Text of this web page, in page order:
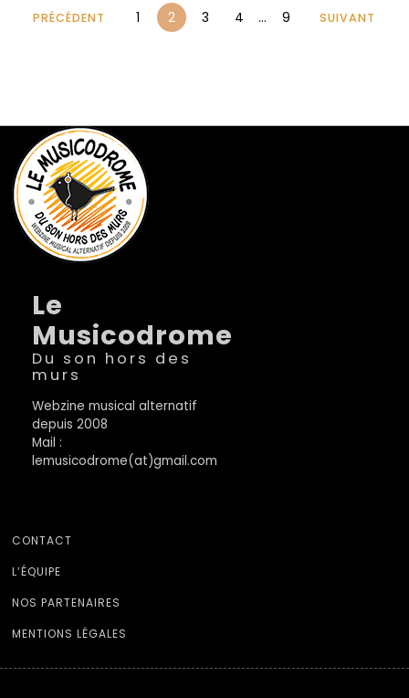
PRÉCÉDENT 1 2 3 4 … 9 SUIVANT
Le
Musicodrome
Du son hors des
murs
Webzine musical alternatif
depuis 2008
Mail :
lemusicodrome(at)gmail.com
CONTACT
L’ÉQUIPE
NOS PARTENAIRES
MENTIONS LÉGALES